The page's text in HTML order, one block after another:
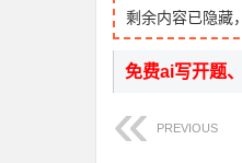
剩余内容已隐藏
免费ai写开题
PREVIOUS